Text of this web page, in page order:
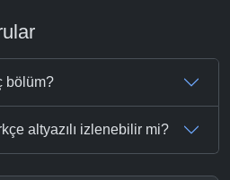
bölüm?
altyazılı izlenebilir mi?